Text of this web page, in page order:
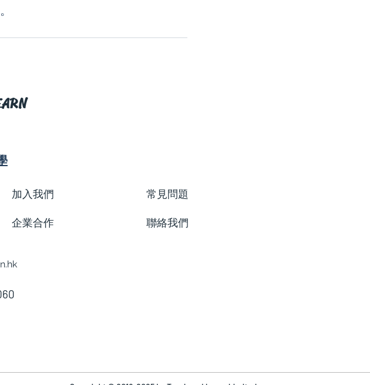
加入我們
企業合作
常見問題
聯絡我們